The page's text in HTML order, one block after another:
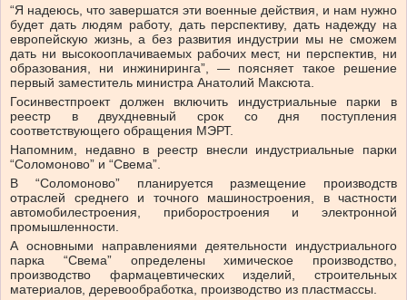
“Я надеюсь, что завершатся эти военные действия, и нам нужно
будет дать людям работу, дать перспективу, дать надежду на
европейскую жизнь, а без развития индустрии мы не сможем
дать ни высокооплачиваемых рабочих мест, ни перспектив, ни
образования, ни инжиниринга”, — поясняет такое решение
первый заместитель министра Анатолий Максюта.
Госинвестпроект должен включить индустриальные парки в
реестр в двухдневный срок со дня поступления
соответствующего обращения МЭРТ.
Напомним, недавно в реестр внесли индустриальные парки
“Соломоново” и “Свема”.
В “Соломоново” планируется размещение производств
отраслей среднего и точного машиностроения, в частности
автомобилестроения, приборостроения и электронной
промышленности.
А основными направлениями деятельности индустриального
парка “Свема” определены химическое производство,
производство фармацевтических изделий, строительных
материалов, деревообработка, производство из пластмассы.